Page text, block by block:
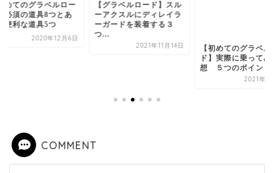
めてのグラベルロー
必須の道具8つとあ
便利な道具5つ
2020年12月6日
【グラベルロード】スル
ーアクスルにディレイラ
ーガードを装着する３
つ...
2021年11月14日
【初めてのグラベル
ド】実際に乗ってみ
想 ５つのポイント
2021年3
COMMENT